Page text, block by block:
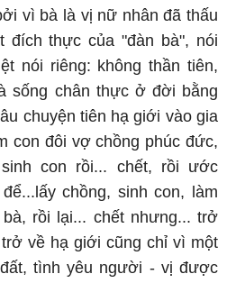
vì bà là vị nữ nhân đã thấu
đích thực của "đàn bà", nói
nói riêng: không thần tiên,
sống chân thực ở đời bằng
chuyện tiên hạ giới vào gia
con đôi vợ chồng phúc đức,
con rồi... chết, rồi ước
chồng, sinh con, làm
rồi lại... chết nhưng... trở
về hạ giới cũng chỉ vì một
tình yêu người - vị được